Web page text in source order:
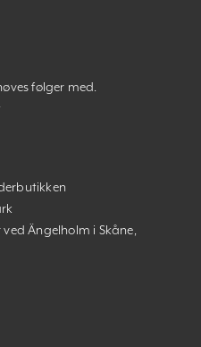
følger med.
Ängelholm i Skåne,